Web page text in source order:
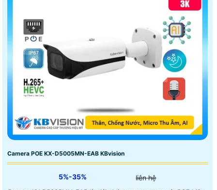
Camera POE KX-D5005MN-EAB KBvision
5%-35% liên hệ